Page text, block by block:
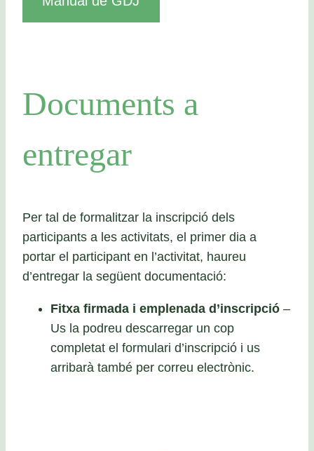
Documents a
entregar
Per tal de formalitzar la inscripció dels
participants a les activitats, el primer dia a
portar el participant en l’activitat, haureu
d’entregar la següent documentació:
Fitxa firmada i emplenada d’inscripció –
Us la podreu descarregar un cop
completat el formulari d’inscripció i us
arribarà també per correu electrònic.